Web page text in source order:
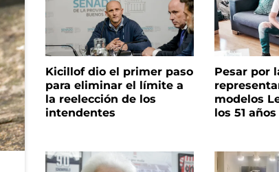
Kicillof dio el primer paso
para eliminar el límite a
la reelección de los
intendentes
Pesar por
modelos
los 51 años